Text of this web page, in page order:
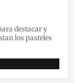
destacar y
los pasteles